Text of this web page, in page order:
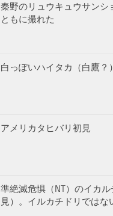
秦野のリュウキュウサンシ
ともに撮れた
白っぽいハイタカ（白鷹？）
アメリカタヒバリ初見
準絶滅危惧（NT）のイカ
見）。イルカチドリではな